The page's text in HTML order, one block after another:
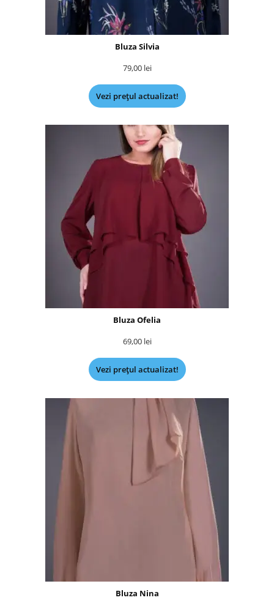
Bluza Silvia
79,00 lei
Vezi prețul actualizat!
Bluza Ofelia
69,00 lei
Vezi prețul actualizat!
Bluza Nina